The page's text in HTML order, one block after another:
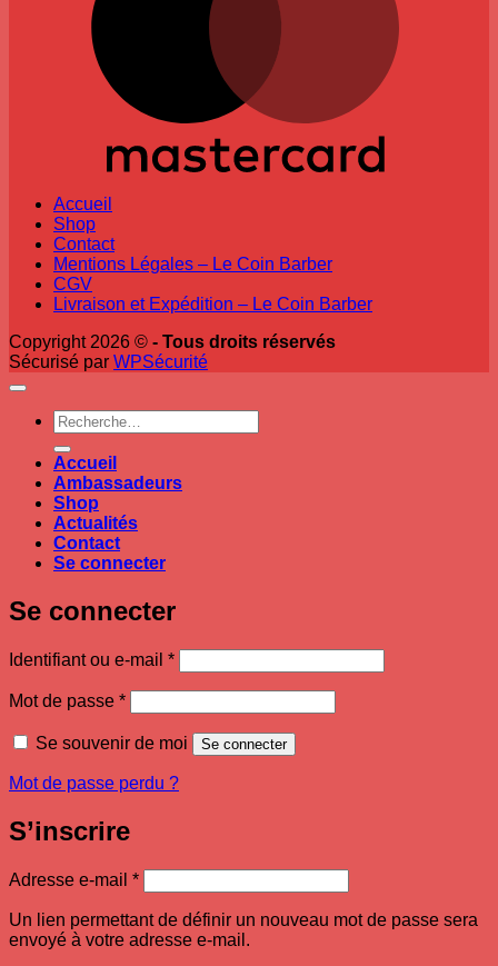
Accueil
Shop
Contact
Mentions Légales – Le Coin Barber
CGV
Livraison et Expédition – Le Coin Barber
Copyright 2026 © - Tous droits réservés
Sécurisé par WPSécurité
Recherche
pour :
Accueil
Ambassadeurs
Shop
Actualités
Contact
Se connecter
Se connecter
Identifiant ou e-mail *Obligatoire
Mot de passe *Obligatoire
Se souvenir de moi Se connecter
Mot de passe perdu ?
S’inscrire
Adresse e-mail *Obligatoire
Un lien permettant de définir un nouveau mot de passe sera
envoyé à votre adresse e-mail.